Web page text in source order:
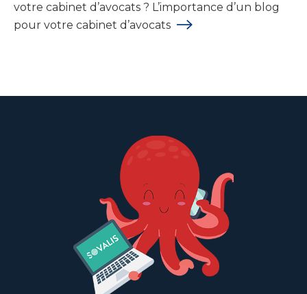
votre cabinet d’avocats ? L’importance d’un blog
pour votre cabinet d’avocats